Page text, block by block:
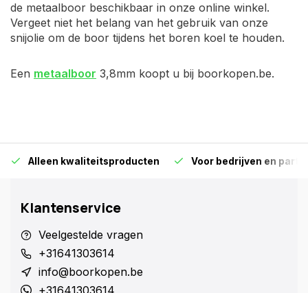
de metaalboor beschikbaar in onze online winkel.
Vergeet niet het belang van het gebruik van onze
snijolie om de boor tijdens het boren koel te houden.
Een metaalboor 3,8mm koopt u bij boorkopen.be.
Alleen kwaliteitsproducten Voor bedrijven en
Klantenservice
Veelgestelde vragen
+31641303614
info@boorkopen.be
+31641303614